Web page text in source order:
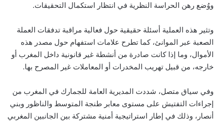
ووُضع رهن الحراسة النظرية في انتظار استكمال التحقيقات.
وتثير هذه العملية أسئلة حقيقية حول فعالية مراقبة تدفقات العملة
الصعبة عبر الموانئ، كما تطرح علامات استفهام حول مصدر هذه
الأموال، وما إذا كانت صادرة من أنشطة غير قانونية داخل المغرب أو
خارجه، من قبيل تهريب المخدرات أو المعاملات غير المصرح بها.
وفي سياق متصل، شددت المديرية العامة للجمارك في المغرب من
إجراءات التفتيش على مستوى معابر طنجة المتوسط والناظور وبني
أنصار، وذلك في إطار استراتيجية أمنية مشتركة بين الجانبين المغربي